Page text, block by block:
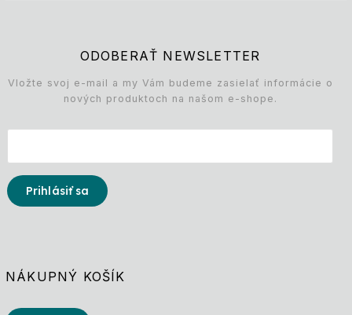
ODOBERAŤ NEWSLETTER
Vložte svoj e-mail a my Vám budeme zasielať informácie o
nových produktoch na našom e-shope.
Prihlásiť sa
NÁKUPNÝ KOŠÍK